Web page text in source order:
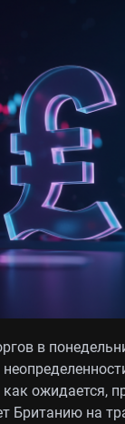
в
ожидается,
Британию на